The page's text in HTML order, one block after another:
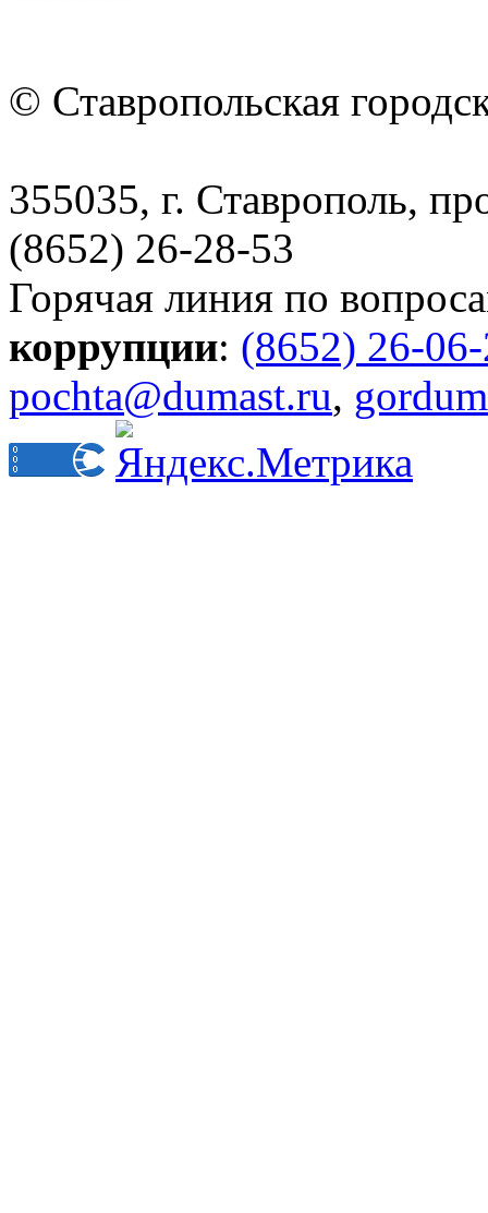
© Ставропольская
355035, г. Ставрополь,
(8652) 26-28-53
Горячая линия по
коррупции: (8652) 26-
pochta@dumast.ru,